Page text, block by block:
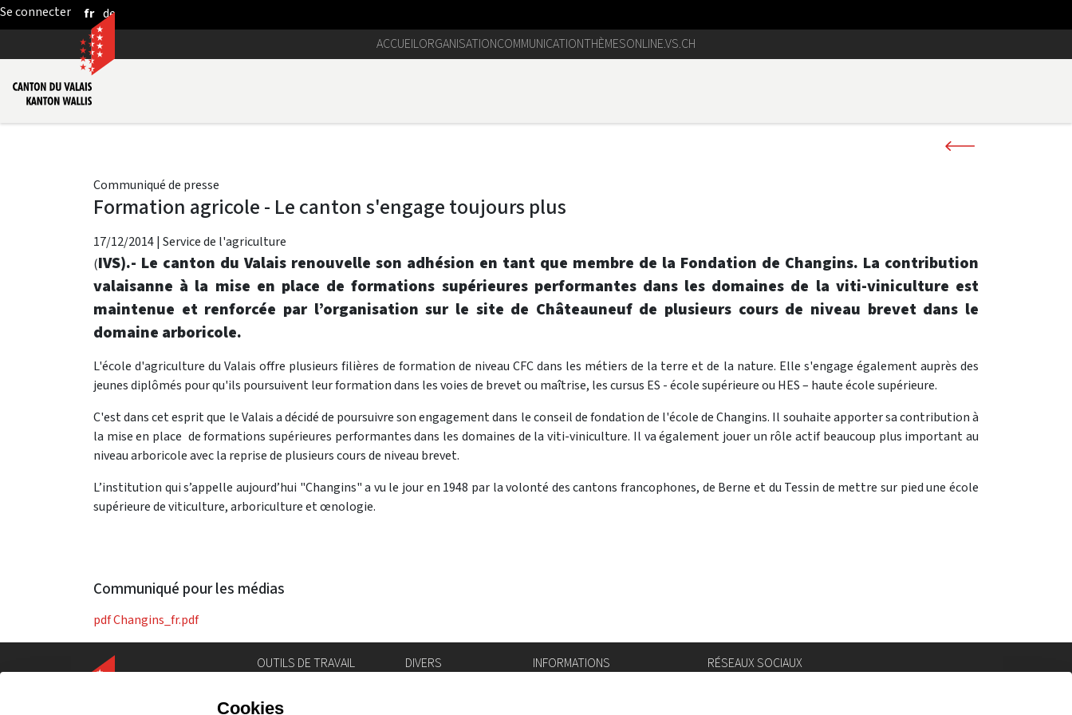
Saut au contenu principal
fr de
ACCUEILORGANISATIONCOMMUNICATIONTHÈMESONLINE.VS.CH
Communiqué de presse
Formation agricole - Le canton s'engage toujours plus
17/12/2014| Service de l'agriculture
(IVS).- Le canton du Valais renouvelle son adhésion en tant que membre de la Fondation de Changins. La contribution
valaisanne à la mise en place de formations supérieures performantes dans les domaines de la viti-viniculture est
maintenue et renforcée par l’organisation sur le site de Châteauneuf de plusieurs cours de niveau brevet dans le
domaine arboricole.
L'école d'agriculture du Valais offre plusieurs filières de formation de niveau CFC dans les métiers de la terre et de la nature. Elle s'engage également auprès des
jeunes diplômés pour qu'ils poursuivent leur formation dans les voies de brevet ou maîtrise, les cursus ES - école supérieure ou HES – haute école supérieure.
C'est dans cet esprit que le Valais a décidé de poursuivre son engagement dans le conseil de fondation de l'école de Changins. Il souhaite apporter sa contribution à
la mise en place de formations supérieures performantes dans les domaines de la viti-viniculture. Il va également jouer un rôle actif beaucoup plus important au
niveau arboricole avec la reprise de plusieurs cours de niveau brevet.
L’institution qui s’appelle aujourd’hui "Changins" a vu le jour en 1948 par la volonté des cantons francophones, de Berne et du Tessin de mettre sur pied une école
supérieure de viticulture, arboriculture et œnologie.
Communiqué pour les médias
pdfChangins_fr.pdf
OUTILS DE TRAVAIL
Géoportail
DIVERS
INFORMATIONS
RÉSEAUX SOCIAUX